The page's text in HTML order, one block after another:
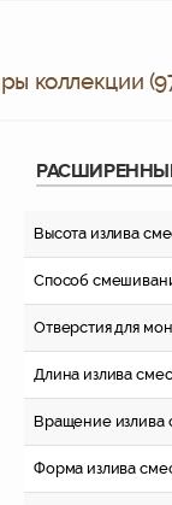
коллекции
Высота излива
Способ
Отверстия для
Длина излива
Вращение излива
Форма излива